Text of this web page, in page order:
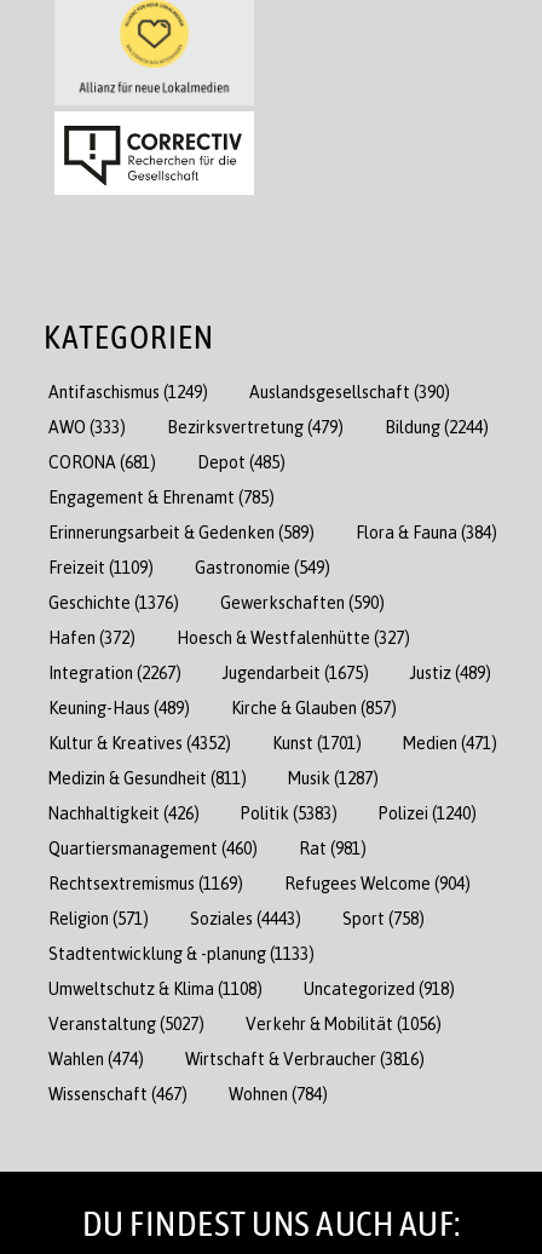
KATEGORIEN
Antifaschismus (1249) Auslandsgesellschaft (390)
AWO (333) Bezirksvertretung(479) Bildung(2244)
CORONA (681) Depot (485)
Engagement & Ehrenamt (785)
Erinnerungsarbeit & Gedenken (589) Flora & Fauna (384)
Freizeit (1109) Gastronomie (549)
Geschichte (1376) Gewerkschaften (590)
Hafen (372) Hoesch & Westfalenhütte (327)
Integration (2267) Jugendarbeit (1675) Justiz(489)
Keuning-Haus (489) Kirche & Glauben (857)
Kultur & Kreatives (4352) Kunst (1701) Medien (471)
Medizin & Gesundheit (811) Musik (1287)
Nachhaltigkeit (426) Politik (5383) Polizei (1240)
Quartiersmanagement (460) Rat (981)
Rechtsextremismus (1169) Refugees Welcome (904)
Religion (571) Soziales (4443) Sport (758)
Stadtentwicklung & -planung(1133)
Umweltschutz & Klima (1108) Uncategorized (918)
Veranstaltung(5027) Verkehr & Mobilität (1056)
Wahlen (474) Wirtschaft & Verbraucher(3816)
Wissenschaft (467) Wohnen (784)
DU FINDEST UNS AUCH AUF: